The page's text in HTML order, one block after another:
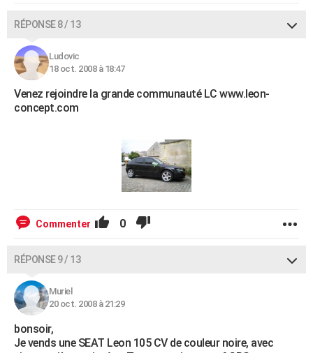
RÉPONSE 8 / 13
Ludovic
18 oct. 2008 à 18:47
Venez rejoindre la grande communauté LC www.leon-
concept.com
Commenter 0
RÉPONSE 9 / 13
Muriel
20 oct. 2008 à 21:29
bonsoir,
Je vends une SEAT Leon 105 CV de couleur noire, avec